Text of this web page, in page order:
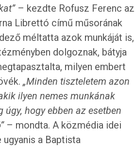
– kezdte Rofusz Ferenc az
Librettó című műsorának
méltatta azok munkáját is,
dolgoznak, bátyja
milyen embert
„Minden tiszteletem azon
ilyen nemes munkának
úgy, hogy ebben az esetben
– mondta. A közmédia idei
a Baptista